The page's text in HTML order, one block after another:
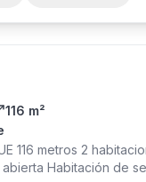
116 m²
116 metros 2
Habitación de